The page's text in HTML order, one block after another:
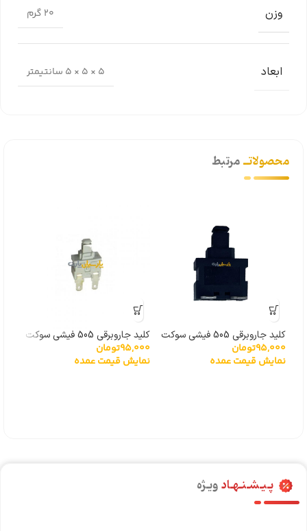
وزن 20 گرم
ابعاد 5 × 5 × 5 سانتیمتر
محصولاتــمرتبط
کلید جاروبرقی 505 فیشی سوکت
بغل درجه یک خارجی
95,000تومان
نمایش قیمت عمده
کلید جاروبرقی 505 فیشی سوکت
پایین درجه یک خارجی
95,000تومان
نمایش قیمت عمده
پـیـشـنـهـادویـژه